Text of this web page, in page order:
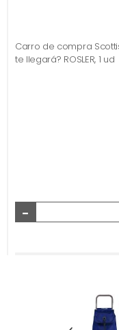
Carro de compra
te llegará? ROSLER, 1 ud
-